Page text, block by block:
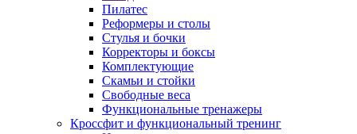
Пилатес
Реформеры и столы
Стулья и бочки
Корректоры и боксы
Комплектующие
Скамьи и стойки
Свободные веса
Функциональные тренажеры
Кроссфит и функциональный тренинг